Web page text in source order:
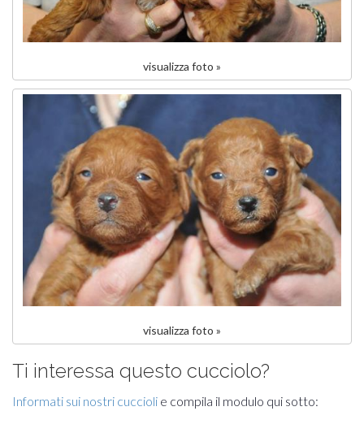
visualizza foto »
visualizza foto »
Ti interessa questo cucciolo?
Informati sui nostri cuccioli e compila il modulo qui sotto: